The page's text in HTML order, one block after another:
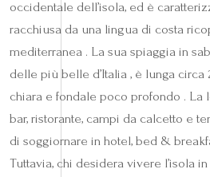
occidentale dell’isola, ed è
racchiusa da una lingua di costa
mediterranea . La sua spiaggia in
delle più belle d’Italia , è lunga
chiara e fondale poco profondo . La
bar, ristorante, campi da calcetto e
di soggiornare in hotel, bed &
Tuttavia, chi desidera vivere l’isola